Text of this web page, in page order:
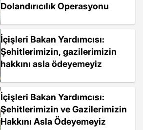
Dolandırıcılık Operasyonu
İçişleri Bakan Yardımcısı:
Şehitlerimizin, gazilerimizin
hakkını asla ödeyemeyiz
İçişleri Bakan Yardımcısı:
Şehitlerimizin ve Gazilerimizin
Hakkını Asla Ödeyemeyiz